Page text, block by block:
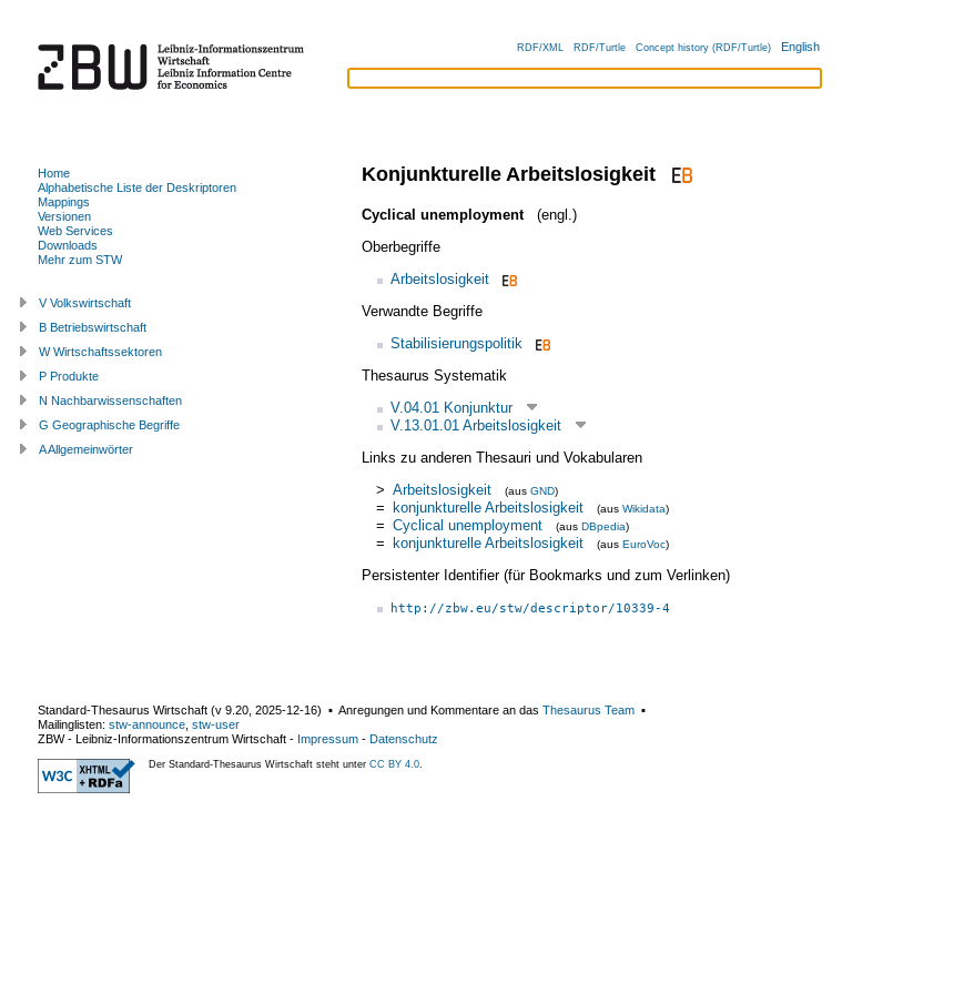
RDF/XML RDF/Turtle Concept history (RDF/Turtle) English
Konjunkturelle Arbeitslosigkeit
Cyclical unemployment
(engl.)
Oberbegriffe
Arbeitslosigkeit
Verwandte Begriffe
Stabilisierungspolitik
Thesaurus Systematik
V.04.01 Konjunktur
V.13.01.01 Arbeitslosigkeit
Links zu anderen Thesauri und Vokabularen
> Arbeitslosigkeit (aus GND)
= konjunkturelle Arbeitslosigkeit (aus Wikidata)
= Cyclical unemployment (aus DBpedia)
= konjunkturelle Arbeitslosigkeit (aus EuroVoc)
Persistenter Identifier (für Bookmarks und zum Verlinken)
http://zbw.eu/stw/descriptor/10339-4
Home
Alphabetische Liste der Deskriptoren
Mappings
Versionen
Web Services
Downloads
Mehr zum STW
V Volkswirtschaft
B Betriebswirtschaft
W Wirtschaftssektoren
P Produkte
N Nachbarwissenschaften
G Geographische Begriffe
A Allgemeinwörter
Standard-Thesaurus Wirtschaft (v 9.20 2025-12-16) ▪ Anregungen und Kommentare an das Thesaurus Team ▪
Mailinglisten: stw-announce stw-user
ZBW - Leibniz-Informationszentrum Wirtschaft - Impressum - Datenschutz
Der Standard-Thesaurus Wirtschaft steht unter CC BY 4.0